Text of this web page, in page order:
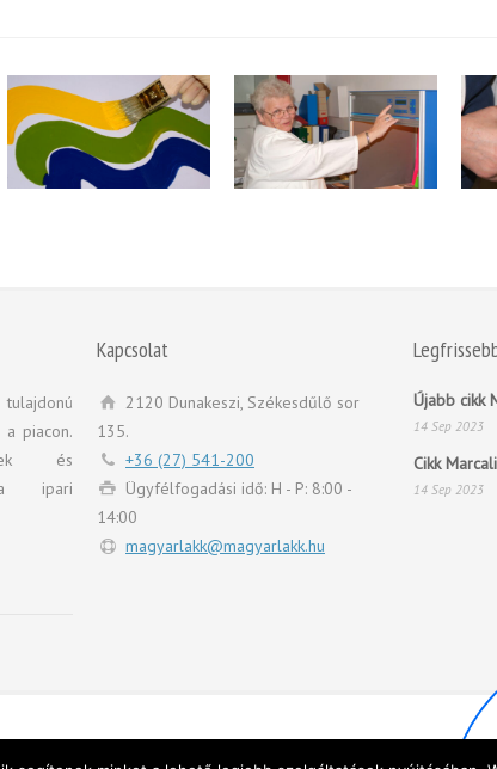
piacon.
és
ipari
Kapcsolat
2120 Dunakeszi, Székesdűlő sor
135.
+36 (27) 541-200
Ügyfélfogadási idő: H - P: 8:00 -
14:00
magyarlakk@magyarlakk.hu
Újabb cikk
14 Sep 2023
Cikk
14 Sep 2023